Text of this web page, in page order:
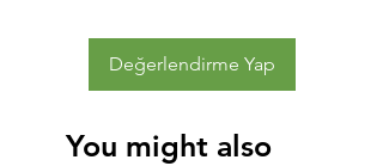
Değerlendirme Yap
You might also